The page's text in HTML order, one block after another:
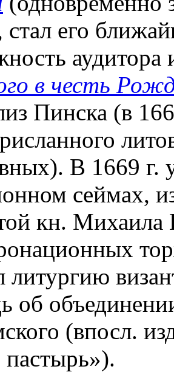
стал его
аудитора
в честь
Пинска (в
В 1669 г.
сеймах,
кн. Михаила
литургию
об
(впосл.